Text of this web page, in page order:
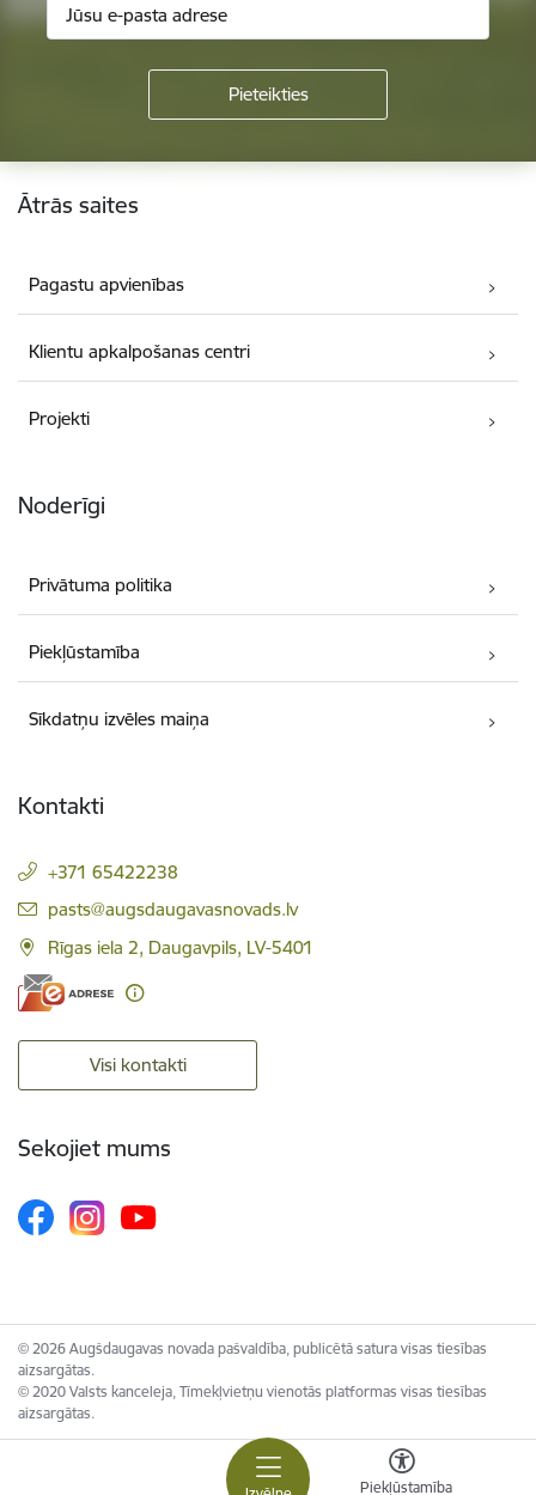
Piekļūstamība
Kājene
Ātrās saites
Pagastu apvienības
Klientu apkalpošanas centri
Projekti
Noderīgi
Privātuma politika
Piekļūstamība
Sīkdatņu izvēles maiņa
Kontakti
+371 65422238
E-pasts:
pasts@augsdaugavasnovads.lv
Rīgas iela 2, Daugavpils, LV-5401
Visi kontakti
Sekojiet mums
© 2026 Augšdaugavas novada pašvaldība, publicētā satura visas tiesības
aizsargātas.
© 2020 Valsts kanceleja, Tīmekļvietņu vienotās platformas visas tiesības
aizsargātas.